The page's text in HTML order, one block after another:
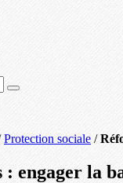
Protection sociale /
: engager la